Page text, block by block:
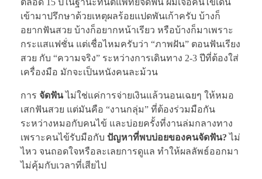
ตลอด 15 ปีในฐานะทันตแพทย์จัดฟัน ผมเจอคนไข้เดิน
เข้ามาปรึกษาด้วยเหตุผลร้อยแปดพันเก้าครับ บ้างก็
อยากฟันสวย บ้างก็อยากหน้าเรียว หรือบ้างก็มาเพราะ
กระแสแฟชั่น แต่เชื่อไหมครับว่า “ภาพฝัน” ตอนฟันเรียง
สวย กับ “ความจริง” ระหว่างการเดินทาง 2-3 ปีที่ต้องใส่
เครื่องมือ มักจะเป็นหนังคนละม้วน
การ จัดฟันไม่ใช่แค่การจ่ายเงินแล้วนอนเฉยๆ ให้หมอ
เสกฟันสวย แต่มันคือ “งานกลุ่ม” ที่ต้องร่วมมือกัน
ระหว่างหมอกับคนไข้ และบ่อยครั้งที่งานล่มกลางทาง
เพราะคนไข้รับมือกับ ปัญหาที่พบบ่อยของคนจัดฟัน? ไม่
ไหว จนถอดใจหรือละเลยการดูแล ทำให้ผลลัพธ์ออกมา
ไม่คุ้มกับเวลาที่เสียไป